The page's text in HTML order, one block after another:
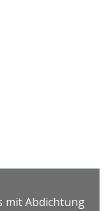
mit Abdichtung